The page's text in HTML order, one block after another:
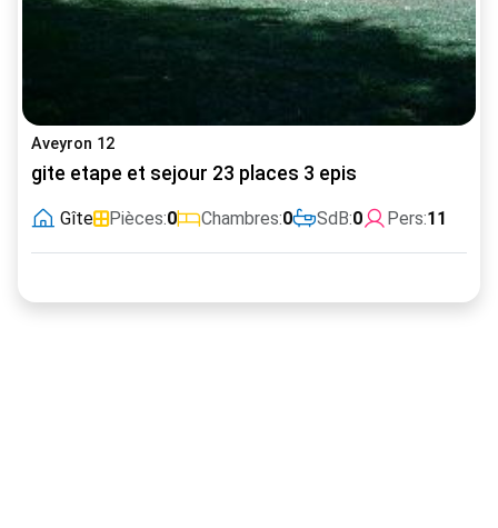
Aveyron 12
gite etape et sejour 23 places 3 epis
Gîte Pièces:0 Chambres:0 SdB:0 Pers:11